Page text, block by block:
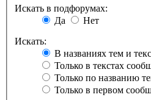
Искать в подфорумах:
Да
Нет
Искать:
В названиях тем и
Только в текстах
Только по названию
Только в первом